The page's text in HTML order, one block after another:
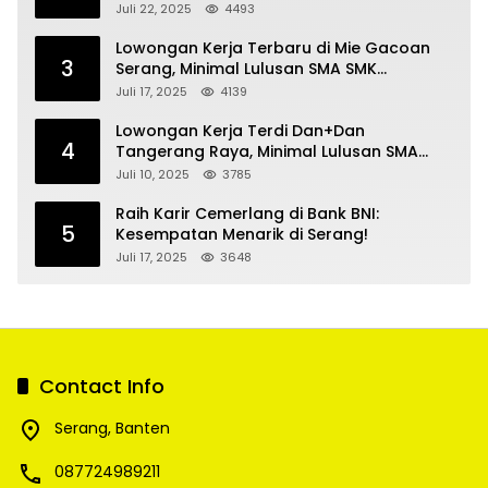
Kecantikan
Juli 22, 2025 4493
3
Lowongan Kerja Terbaru di Mie Gacoan
Serang, Minimal Lulusan SMA SMK
Sederajat
Juli 17, 2025 4139
4
Lowongan Kerja Terdi Dan+Dan
Tangerang Raya, Minimal Lulusan SMA
SMK
Juli 10, 2025 3785
5
Raih Karir Cemerlang di Bank BNI:
Kesempatan Menarik di Serang!
Juli 17, 2025 3648
Contact Info
Serang, Banten
087724989211